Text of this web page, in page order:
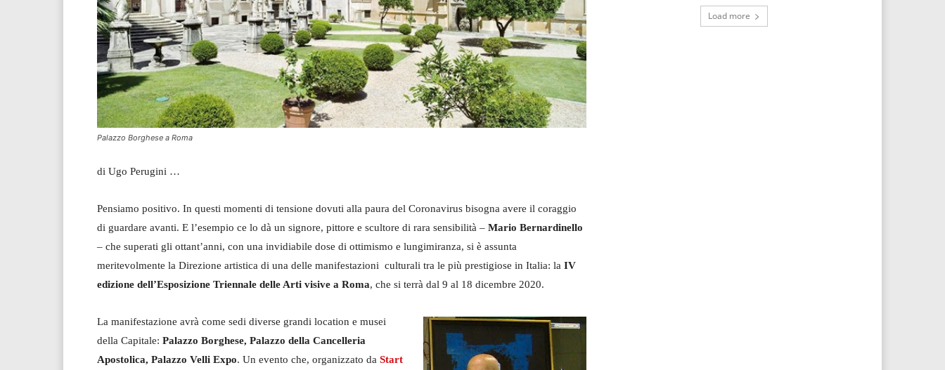
Palazzo Borghese a Roma
di Ugo Perugini …
Pensiamo positivo. In questi momenti di tensione dovuti alla paura del Coronavirus bisogna avere il coraggio
di guardare avanti. E l’esempio ce lo dà un signore, pittore e scultore di rara sensibilità – Mario Bernardinello
– che superati gli ottant’anni, con una invidiabile dose di ottimismo e lungimiranza, si è assunta
meritevolmente la Direzione artistica di una delle manifestazioni culturali tra le più prestigiose in Italia: la IV
edizione dell’Esposizione Triennale delle Arti visive a Roma, che si terrà dal 9 al 18 dicembre 2020.
La manifestazione avrà come sedi diverse grandi location e musei
della Capitale: Palazzo Borghese, Palazzo della Cancelleria
Apostolica, Palazzo Velli Expo. Un evento che, organizzato da Start
Load more